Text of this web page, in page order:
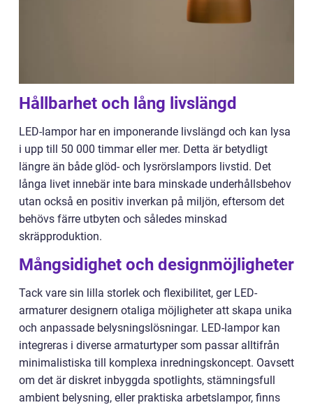
Hållbarhet och lång livslängd
LED-lampor har en imponerande livslängd och kan lysa
i upp till 50 000 timmar eller mer. Detta är betydligt
längre än både glöd- och lysrörslampors livstid. Det
långa livet innebär inte bara minskade underhållsbehov
utan också en positiv inverkan på miljön, eftersom det
behövs färre utbyten och således minskad
skräpproduktion.
Mångsidighet och designmöjligheter
Tack vare sin lilla storlek och flexibilitet, ger LED-
armaturer designern otaliga möjligheter att skapa unika
och anpassade belysningslösningar. LED-lampor kan
integreras i diverse armaturtyper som passar alltifrån
minimalistiska till komplexa inredningskoncept. Oavsett
om det är diskret inbyggda spotlights, stämningsfull
ambient belysning, eller praktiska arbetslampor, finns